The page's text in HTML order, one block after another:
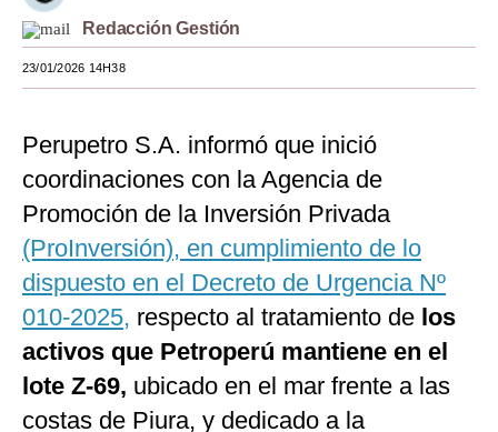
Estilos
México
España
Tecnología
Club del Suscriptor
G de Gestión
Redacción Gestión
23/01/2026 14H38
Perupetro S.A. informó que inició
coordinaciones con la Agencia de
Promoción de la Inversión Privada
(ProInversión), en cumplimiento de lo
dispuesto en el Decreto de Urgencia Nº
010‑2025, respecto al tratamiento de los
activos que Petroperú mantiene en el
lote Z-69, ubicado en el mar frente a las
costas de Piura, y dedicado a la